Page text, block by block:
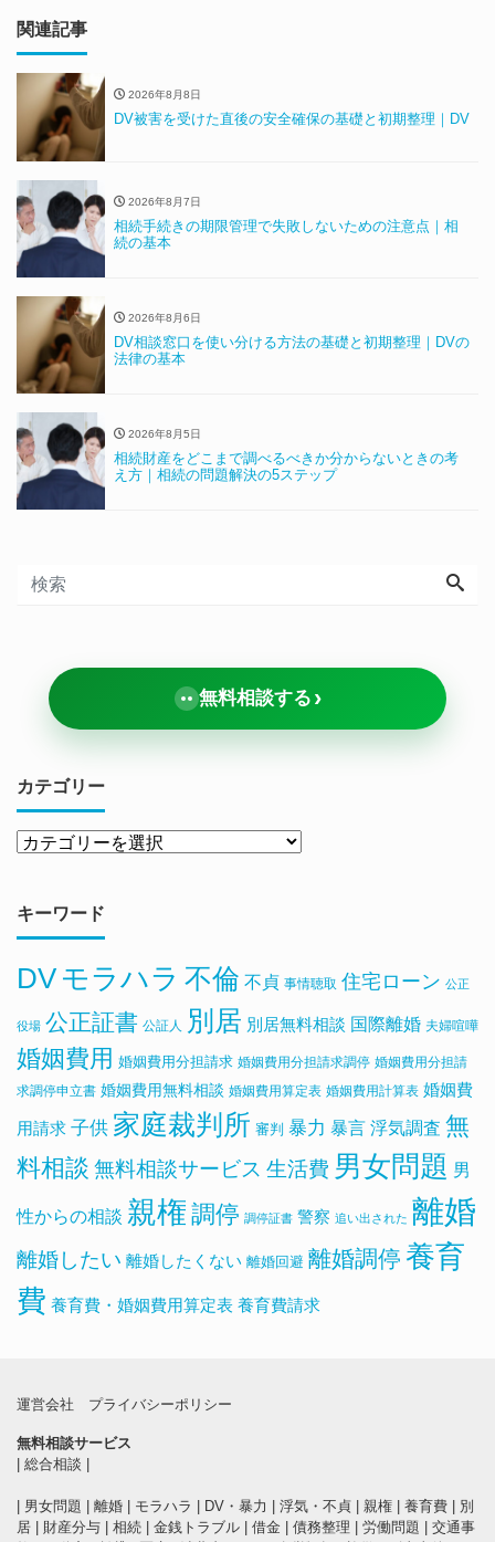
関連記事
2026年8月8日
DV被害を受けた直後の安全確保の基礎と初期整理｜DV
2026年8月7日
相続手続きの期限管理で失敗しないための注意点｜相
続の基本
2026年8月6日
DV相談窓口を使い分ける方法の基礎と初期整理｜DVの
法律の基本
2026年8月5日
相続財産をどこまで調べるべきか分からないときの考
え方｜相続の問題解決の5ステップ
無料相談する ›
カテゴリー
キーワード
DV モラハラ 不倫 不貞 事情聴取 住宅ローン 公正
役場 公正証書 公証人 別居 別居無料相談 国際離婚 夫婦喧嘩
婚姻費用 婚姻費用分担請求 婚姻費用分担請求調停 婚姻費用分担請
求調停申立書 婚姻費用無料相談 婚姻費用算定表 婚姻費用計算表 婚姻費
用請求 子供 家庭裁判所 審判 暴力 暴言 浮気調査 無
料相談 無料相談サービス 生活費 男女問題 男
性からの相談 親権 調停 調停証書 警察 追い出された 離婚
離婚したい 離婚したくない 離婚回避 離婚調停 養育
費 養育費・婚姻費用算定表 養育費請求
運営会社 プライバシーポリシー
無料相談サービス
総合相談
男女問題 離婚 モラハラ DV・暴力 浮気・不貞 親権 養育費
別
居
財産分与 相続 金銭トラブル 借金 債務整理 労働問題
交通事